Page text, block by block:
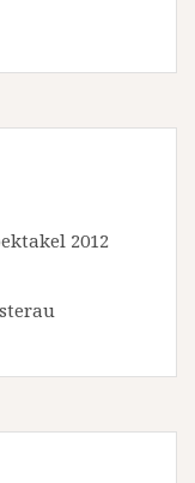
2012